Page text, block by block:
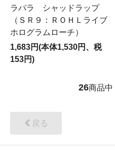
ラパラ シャッドラップ
（ＳＲ９：ＲＯＨＬライブ
ホログラムローチ）
1,683円(本体1,530円、税
153円)
26商品中
戻る